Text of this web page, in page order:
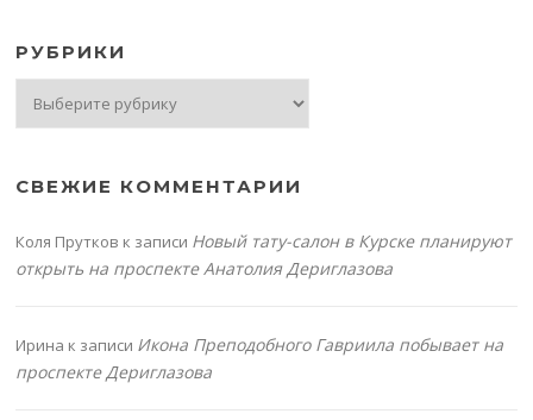
РУБРИКИ
СВЕЖИЕ КОММЕНТАРИИ
Коля Прутков к записи Новый тату-салон в Курске планируют
открыть на проспекте Анатолия Дериглазова
Ирина к записи Икона Преподобного Гавриила побывает на
проспекте Дериглазова